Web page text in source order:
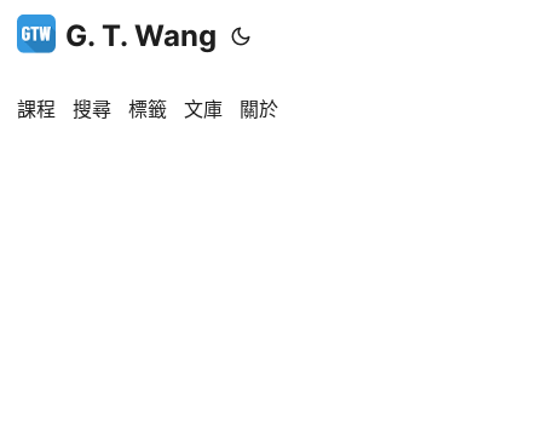
G. T. Wang
課程 搜尋 標籤 文庫 關於